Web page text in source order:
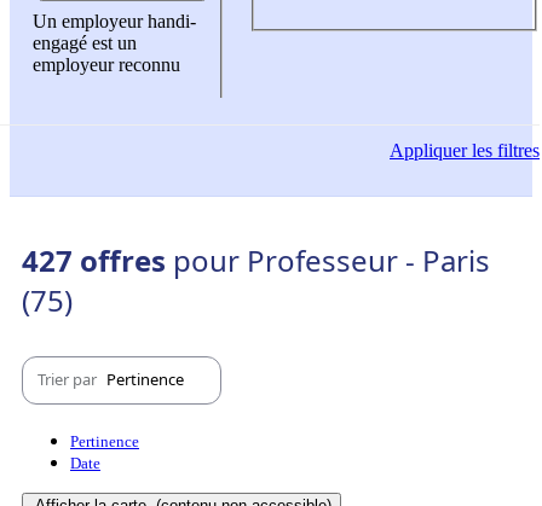
Un employeur handi-
engagé est un
employeur reconnu
Appliquerles filtres
427 offres pour Professeur - Paris
(75)
Trier par Pertinence
Pertinence
Date